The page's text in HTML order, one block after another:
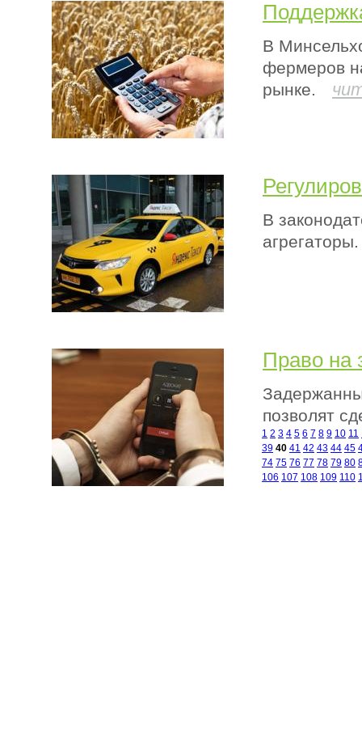
В
фермеров
рынке.
В
агрегаторы.
Право на
позволят
1 2 3 4 5 6 7 8 9 10 11
39 40 41 42 43 44 45
74 75 76 77 78 79 80
106 107 108 109 110